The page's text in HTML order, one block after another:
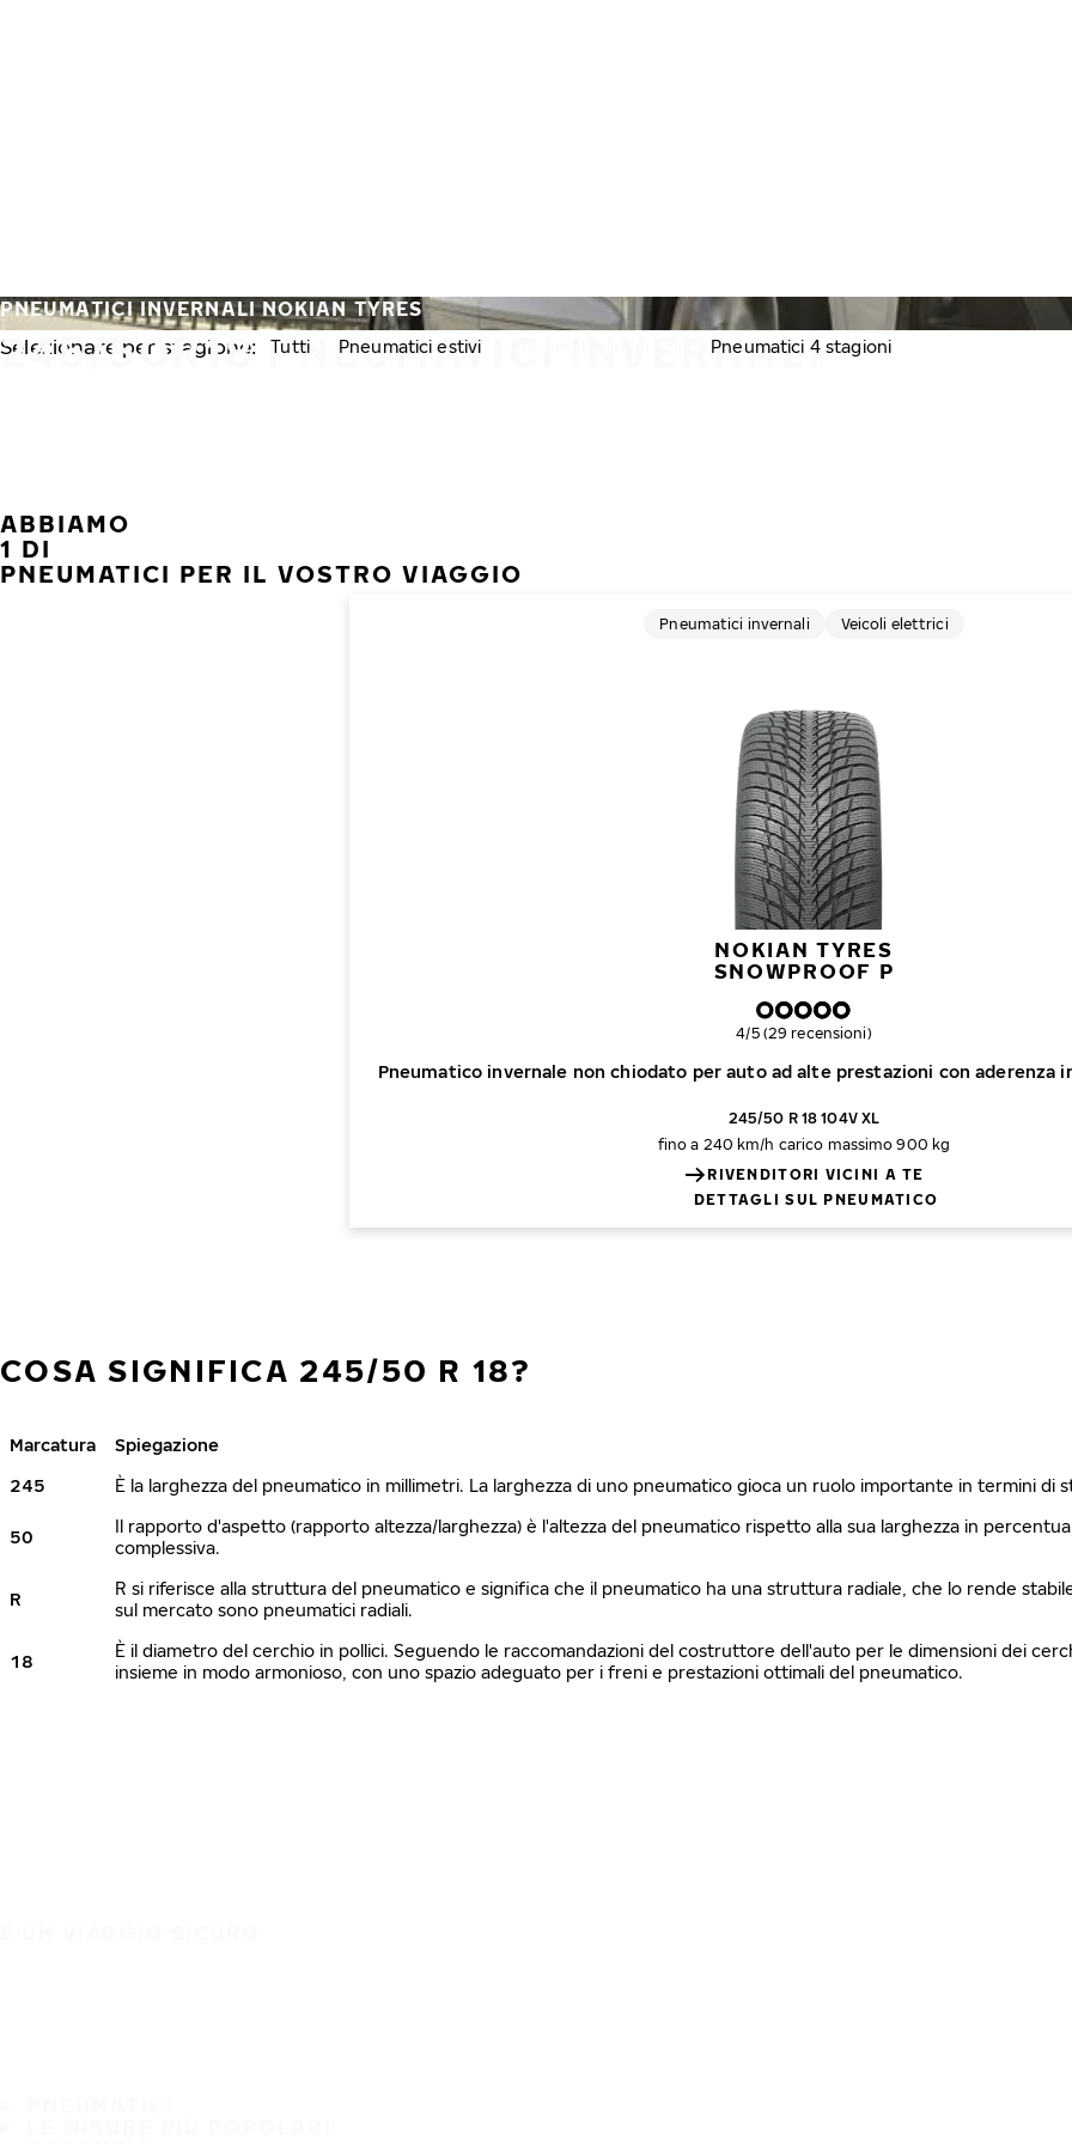
245/50R18 PNEUMATICI INVERNALI
PNEUMATICI INVERNALI NOKIAN TYRES
Selezionare per stagione: Tutti Pneumatici estivi Pneumatici 4 stagioni
ABBIAMO
1 DI
PNEUMATICI PER IL VOSTRO VIAGGIO
NOKIAN TYRES
SNOWPROOF P
Pneumatico invernale non chiodato per auto ad alte prestazioni con aderenza
Pneumatici invernali Veicoli elettrici
Valutazione complessiva
4/5 (29 recensioni)
245/50 R 18 104V XL
fino a 240 km/h carico massimo 900 kg
RIVENDITORI VICINI A TE
DETTAGLI SUL PNEUMATICO
COSA SIGNIFICA 245/50 R 18?
Marcatura
Spiegazione
245
È la larghezza del pneumatico in millimetri. La larghezza di uno pneumatico gioca un ruolo importante in termini di
50
Il rapporto d'aspetto (rapporto altezza/larghezza) è l'altezza del pneumatico rispetto alla sua larghezza in
complessiva.
R
R si riferisce alla struttura del pneumatico e significa che il pneumatico ha una struttura radiale, che lo rende
sul mercato sono pneumatici radiali.
18
È il diametro del cerchio in pollici. Seguendo le raccomandazioni del costruttore dell'auto per le dimensioni dei
insieme in modo armonioso, con uno spazio adeguato per i freni e prestazioni ottimali del pneumatico.